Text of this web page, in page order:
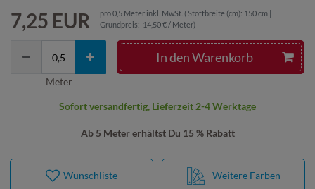
7,25 EUR pro0,5 Meter inkl. MwSt. ( Stoffbreite (cm): 150 cm |
Grundpreis: 14,50 € / Meter)
Ab 5 Meter erhältst Du 15 % Rabatt
In den Warenkorb
Meter
Sofort versandfertig, Lieferzeit 2-4 Werktage
Weitere Farben
Wunschliste